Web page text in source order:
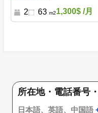
2 63 m21,300$ /月
所在地・電話番号
日本語、英語、中国語